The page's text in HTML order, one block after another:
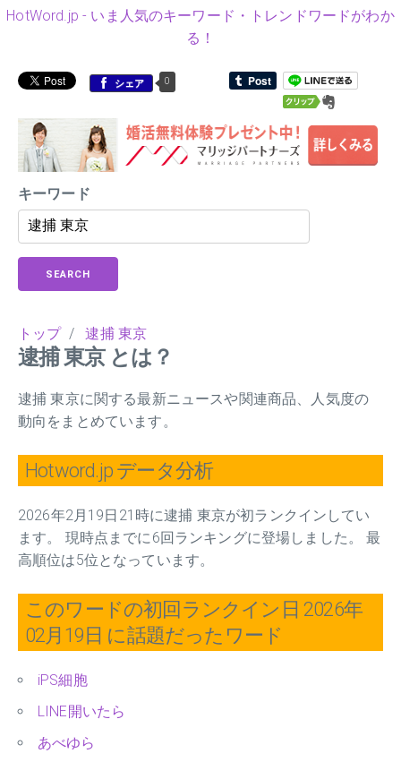
HotWord.jp - いま人気のキーワード・トレンドワードがわか
る！
シェア 0
キーワード
SEARCH
トップ/逮捕 東京
逮捕 東京 とは？
逮捕 東京に関する最新ニュースや関連商品、人気度の
動向をまとめています。
Hotword.jp データ分析
2026年2月19日21時に逮捕 東京が初ランクインしてい
ます。 現時点までに6回ランキングに登場しました。 最
高順位は5位となっています。
このワードの初回ランクイン日 2026年
02月19日 に話題だったワード
iPS細胞
LINE開いたら
あべゆら